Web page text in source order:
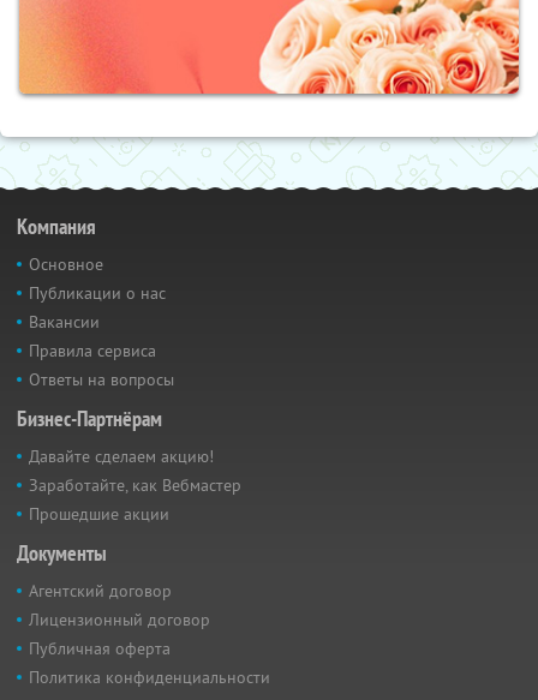
Компания
Основное
Публикации о нас
Вакансии
Правила сервиса
Ответы на вопросы
Бизнес-Партнёрам
Давайте сделаем акцию!
Заработайте, как Вебмастер
Прошедшие акции
Документы
Агентский договор
Лицензионный договор
Публичная оферта
Политика конфиденциальности